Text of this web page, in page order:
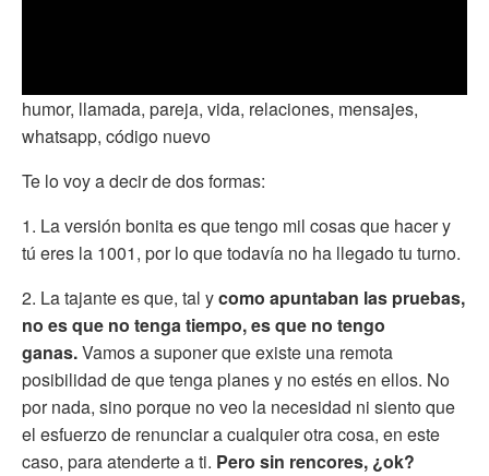
humor, llamada, pareja, vida, relaciones, mensajes,
whatsapp, código nuevo
Te lo voy a decir de dos formas:
1. La versión bonita es que tengo mil cosas que hacer y
tú eres la 1001, por lo que todavía no ha llegado tu turno.
2. La tajante es que, tal ycomo apuntaban las pruebas,
no es que no tenga tiempo, es que no tengo
ganas.Vamos a suponer que existe una remota
posibilidad de que tenga planes y no estés en ellos. No
por nada, sino porque no veo la necesidad ni siento que
el esfuerzo de renunciar a cualquier otra cosa, en este
caso, para atenderte a ti. Pero sin rencores, ¿ok?